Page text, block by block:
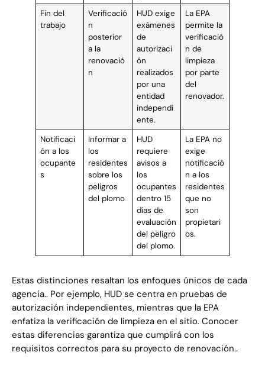
Fin del
trabajo
Verificació
n
posterior
a la
renovació
n
HUD exige
exámenes
de
autorizaci
ón
realizados
por una
entidad
independi
ente.
La EPA
permite la
verificació
n de
limpieza
por parte
del
renovador.
Notificaci
ón a los
ocupante
s
Informar a
los
residentes
sobre los
peligros
del plomo
HUD
requiere
avisos a
los
ocupantes
dentro 15
días de
evaluación
del peligro
del plomo.
La EPA no
exige
notificació
n a los
residentes
que no
son
propietari
os.
Estas distinciones resaltan los enfoques únicos de cada
agencia.. Por ejemplo, HUD se centra en pruebas de
autorización independientes, mientras que la EPA
enfatiza la verificación de limpieza en el sitio. Conocer
estas diferencias garantiza que cumplirá con los
requisitos correctos para su proyecto de renovación..